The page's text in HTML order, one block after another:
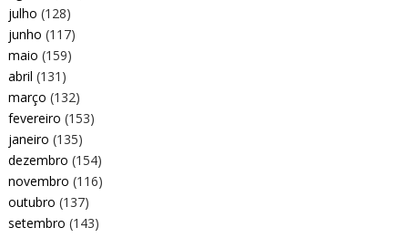
julho (128)
junho (117)
maio (159)
abril (131)
março (132)
fevereiro (153)
janeiro (135)
dezembro (154)
novembro (116)
outubro (137)
setembro (143)